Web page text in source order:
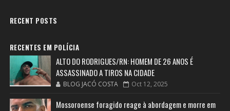
RECENT POSTS
RECENTES EM POLÍCIA
ALTO DO RODRIGUES/RN: HOMEM DE 26 ANOS É
ASSASSINADO A TIROS NA CIDADE
BLOG JACÓ COSTA Oct 12, 2025
Mossoroense foragido reage à abordagem e morre em